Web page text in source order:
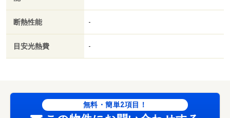
３６３ｍ／アインズ＆トルペマルヤマクラス店（ドラッグ
断熱性能 -
目安光熱費 -
無料・簡単2項目！